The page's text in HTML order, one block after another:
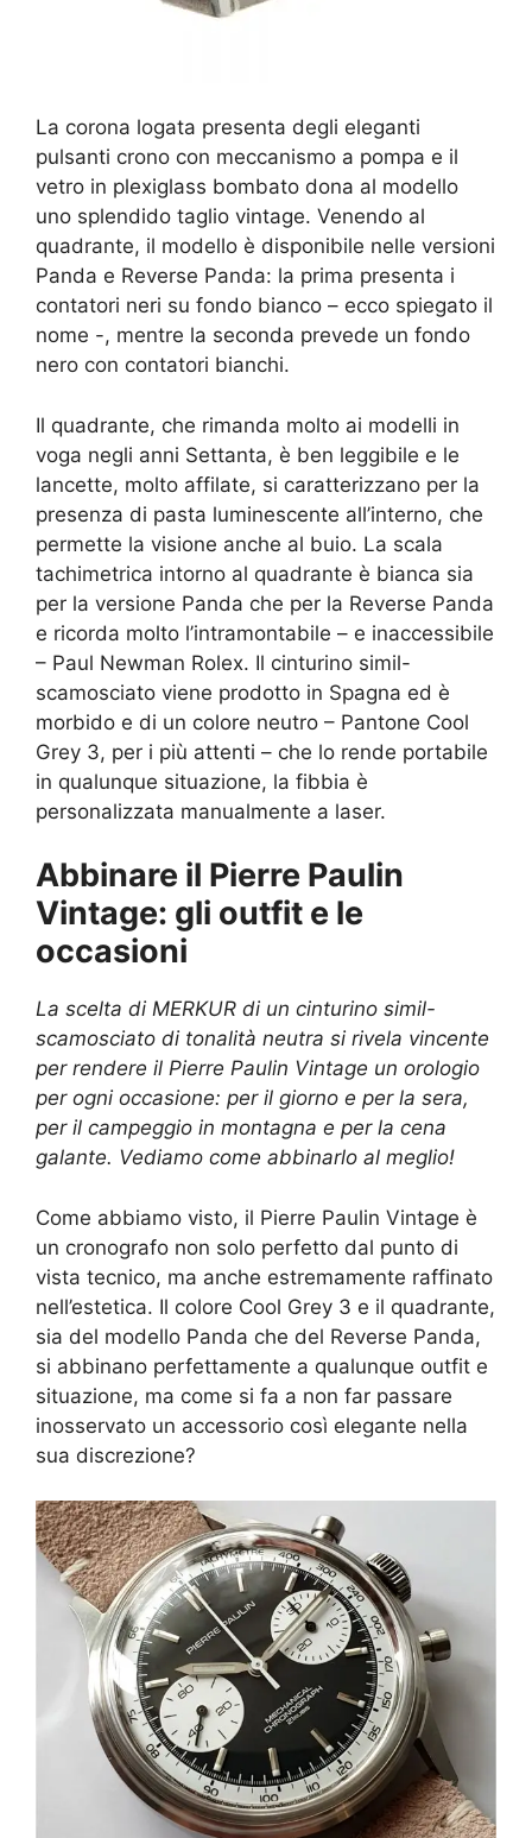
La corona logata presenta degli eleganti
pulsanti crono con meccanismo a pompa e il
vetro in plexiglass bombato dona al modello
uno splendido taglio vintage. Venendo al
quadrante, il modello è disponibile nelle versioni
Panda e Reverse Panda: la prima presenta i
contatori neri su fondo bianco – ecco spiegato il
nome -, mentre la seconda prevede un fondo
nero con contatori bianchi.
Il quadrante, che rimanda molto ai modelli in
voga negli anni Settanta, è ben leggibile e le
lancette, molto affilate, si caratterizzano per la
presenza di pasta luminescente all’interno, che
permette la visione anche al buio. La scala
tachimetrica intorno al quadrante è bianca sia
per la versione Panda che per la Reverse Panda
e ricorda molto l’intramontabile – e inaccessibile
– Paul Newman Rolex. Il cinturino simil-
scamosciato viene prodotto in Spagna ed è
morbido e di un colore neutro – Pantone Cool
Grey 3, per i più attenti – che lo rende portabile
in qualunque situazione, la fibbia è
personalizzata manualmente a laser.
Abbinare il Pierre Paulin
Vintage: gli outfit e le
occasioni
La scelta di MERKUR di un cinturino simil-
scamosciato di tonalità neutra si rivela vincente
per rendere il Pierre Paulin Vintage un orologio
per ogni occasione: per il giorno e per la sera,
per il campeggio in montagna e per la cena
galante. Vediamo come abbinarlo al meglio!
Come abbiamo visto, il Pierre Paulin Vintage è
un cronografo non solo perfetto dal punto di
vista tecnico, ma anche estremamente raffinato
nell’estetica. Il colore Cool Grey 3 e il quadrante,
sia del modello Panda che del Reverse Panda,
si abbinano perfettamente a qualunque outfit e
situazione, ma come si fa a non far passare
inosservato un accessorio così elegante nella
sua discrezione?